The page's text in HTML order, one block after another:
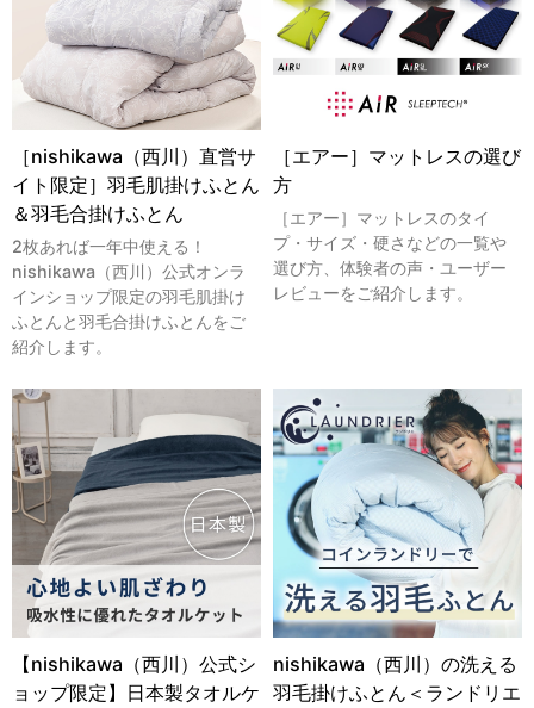
［nishikawa（西川）直営サ
イト限定］羽毛肌掛けふとん
＆羽毛合掛けふとん
2枚あれば一年中使える！
nishikawa（西川）公式オンラ
インショップ限定の羽毛肌掛け
ふとんと羽毛合掛けふとんをご
紹介します。
［エアー］マットレスの選び
方
［エアー］マットレスのタイ
プ・サイズ・硬さなどの一覧や
選び方、体験者の声・ユーザー
レビューをご紹介します。
【nishikawa（西川）公式シ
ョップ限定】日本製タオルケ
nishikawa（西川）の洗える
羽毛掛けふとん＜ランドリエ